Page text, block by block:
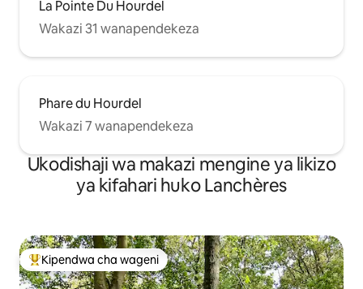
La Pointe Du Hourdel
Wakazi 31 wanapendekeza
Phare du Hourdel
Wakazi 7 wanapendekeza
Ukodishaji wa makazi mengine ya likizo
ya kifahari huko Lanchères
Kipendwa maarufu cha wageni
Kipendwa cha wageni